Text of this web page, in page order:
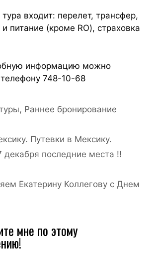
входит: перелет, трансфер,
питание (кроме RO), страховка
информацию можно
748-10-68
, Раннее бронирование
Путевки в Мексику.
декабря последние места !!
Екатерину Коллегову с Днем
мне по этому